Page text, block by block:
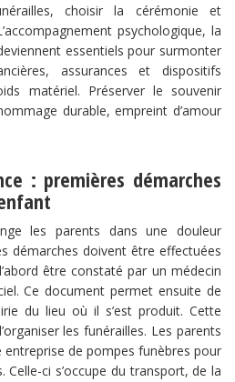
choisir la cérémonie et
psychologique, la
essentiels pour surmonter
assurances et dispositifs
matériel. Préserver le souvenir
durable, empreint d’amour
: premières démarches
les parents dans une douleur
démarches doivent être effectuées
être constaté par un médecin
Ce document permet ensuite de
du lieu où il s’est produit. Cette
les funérailles. Les parents
de pompes funèbres pour
Celle-ci s’occupe du transport, de la